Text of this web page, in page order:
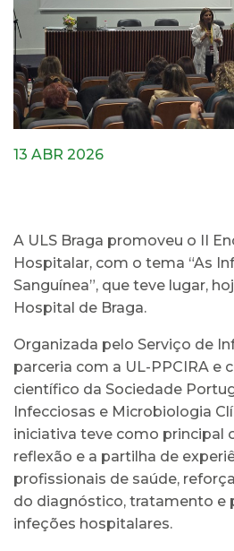
13 ABR 2026
A ULS Braga promoveu o II
Hospitalar, com o tema “As
Sanguínea”, que teve lugar,
Hospital de Braga.
Organizada pelo Serviço de
parceria com a UL-PPCIRA e
científico da Sociedade
Infecciosas e Microbiologia
iniciativa teve como principal
reflexão e a partilha de
profissionais de saúde,
do diagnóstico, tratamento e
infeções hospitalares.